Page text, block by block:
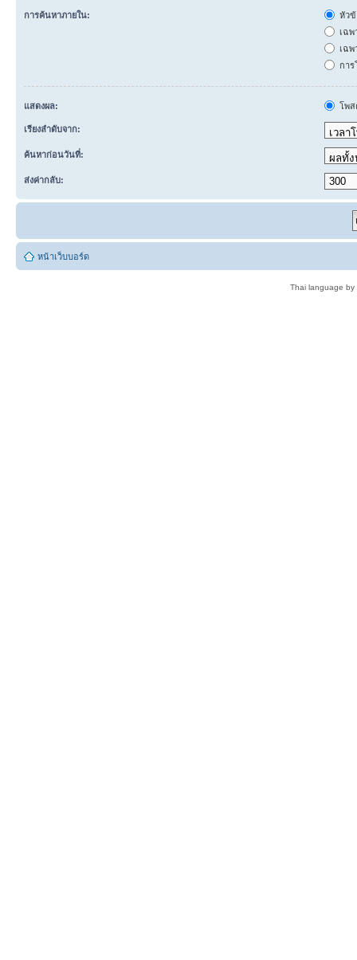
การค้นหาภายใน:
หัว
เฉ
เฉ
กา
แสดงผล: โพส
เรียงลำดับจาก:
ค้นหาก่อนวันที่:
ส่งค่ากลับ:
หน้าเว็บบอร์ด
Thai language by